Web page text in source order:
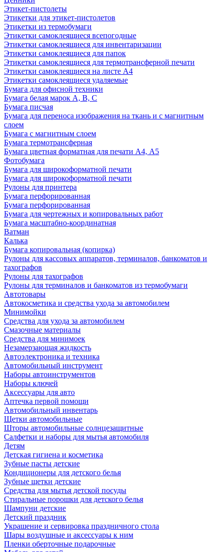
Этикет-пистолеты
Этикетки для этикет-пистолетов
Этикетки из термобумаги
Этикетки самоклеящиеся всепогодные
Этикетки самоклеящиеся для инвентаризации
Этикетки самоклеящиеся для папок
Этикетки самоклеящиеся для термотрансферной печати
Этикетки самоклеящиеся на листе А4
Этикетки самоклеящиеся удаляемые
Бумага для офисной техники
Бумага белая марок А, В, С
Бумага писчая
Бумага для переноса изображения на ткань и с магнитным
слоем
Бумага с магнитным слоем
Бумага термотрансферная
Бумага цветная форматная для печати А4, А5
Фотобумага
Бумага для широкоформатной печати
Бумага для широкоформатной печати
Рулоны для принтера
Бумага перфорированная
Бумага перфорированная
Бумага для чертежных и копировальных работ
Бумага масштабно-координатная
Ватман
Калька
Бумага копировальная (копирка)
Рулоны для кассовых аппаратов, терминалов, банкоматов и
тахографов
Рулоны для тахографов
Рулоны для терминалов и банкоматов из термобумаги
Автотовары
Автокосметика и средства ухода за автомобилем
Минимойки
Средства для ухода за автомобилем
Смазочные материалы
Средства для минимоек
Незамерзающая жидкость
Автоэлектроника и техника
Автомобильный инструмент
Наборы автоинструментов
Наборы ключей
Аксессуары для авто
Аптечка первой помощи
Автомобильный инвентарь
Щетки автомобильные
Шторы автомобильные солнцезащитные
Салфетки и наборы для мытья автомобиля
Детям
Детская гигиена и косметика
Зубные пасты детские
Кондиционеры для детского белья
Зубные щетки детские
Средства для мытья детской посуды
Стиральные порошки для детского белья
Шампуни детские
Детский праздник
Украшение и сервировка праздничного стола
Шары воздушные и аксессуары к ним
Пленки оберточные подарочные